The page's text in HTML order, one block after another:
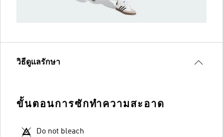
วิธีดูแลรักษา
ขั้นตอนการซักทำความสะอาด
Do not bleach